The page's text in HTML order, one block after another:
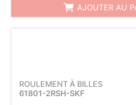
AJOUTER AU
ROULEMENT À BILLES
61801-2RSH-SKF